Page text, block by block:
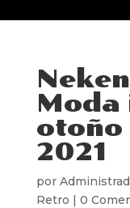
otoño
2021
por
Retro | 0